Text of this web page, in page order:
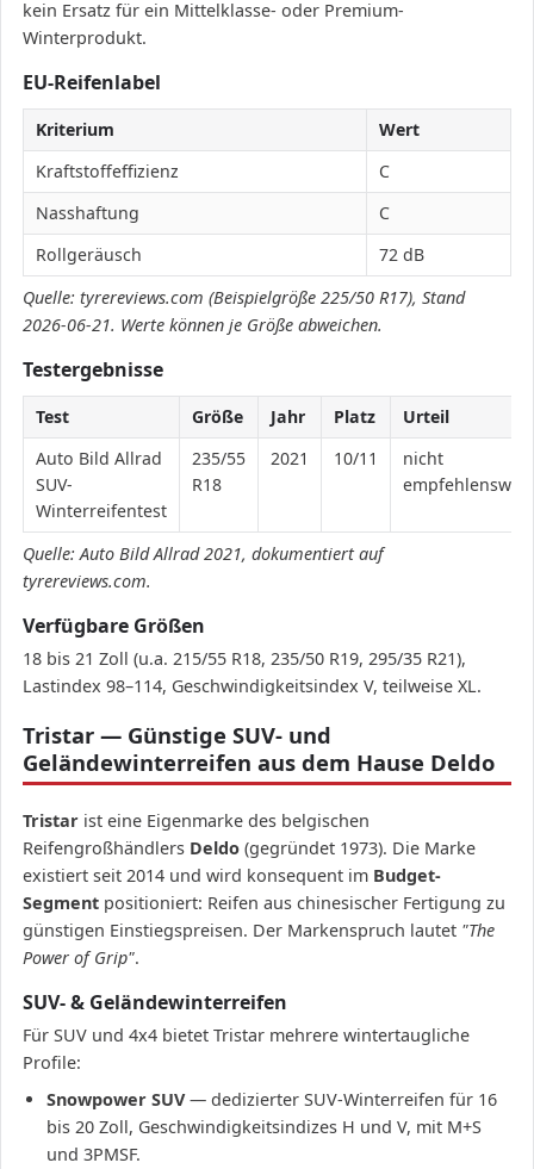
kein Ersatz für ein Mittelklasse- oder Premium-
Winterprodukt.
EU-Reifenlabel
Kriterium
Wert
Kraftstoffeffizienz
C
Nasshaftung
C
Rollgeräusch
72 dB
Quelle: tyrereviews.com (Beispielgröße 225/50 R17), Stand
2026-06-21. Werte können je Größe abweichen.
Testergebnisse
Test Größe Jahr Platz
Urteil
Auto Bild Allrad
SUV-
Winterreifentest
235/55
R18
2021 10/11
nicht
empfehlenswert
Quelle: Auto Bild Allrad 2021, dokumentiert auf
tyrereviews.com.
Verfügbare Größen
18 bis 21 Zoll (u.a. 215/55 R18, 235/50 R19, 295/35 R21),
Lastindex 98–114, Geschwindigkeitsindex V, teilweise XL.
Tristar — Günstige SUV- und
Geländewinterreifen aus dem Hause Deldo
Tristar ist eine Eigenmarke des belgischen
Reifengroßhändlers Deldo (gegründet 1973). Die Marke
existiert seit 2014 und wird konsequent im Budget-
Segment positioniert: Reifen aus chinesischer Fertigung zu
günstigen Einstiegspreisen. Der Markenspruch lautet "The
Power of Grip".
SUV- & Geländewinterreifen
Für SUV und 4x4 bietet Tristar mehrere wintertaugliche
Profile:
Snowpower SUV— dedizierter SUV-Winterreifen für 16
bis 20 Zoll, Geschwindigkeitsindizes H und V, mit M+S
und 3PMSF.